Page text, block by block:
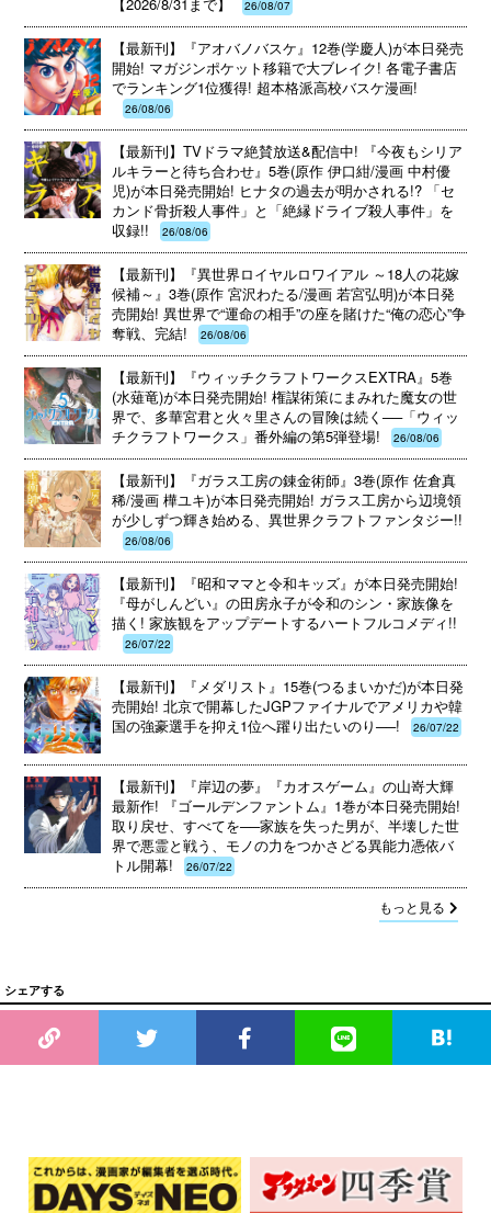
26/08/07
【最新刊】『アオバノバスケ』12巻(学慶人)が本日発売
開始! マガジンポケット移籍で大ブレイク! 各電子書店
でランキング1位獲得! 超本格派高校バスケ漫画!
26/08/06
【最新刊】TVドラマ絶賛放送&配信中! 『今夜もシリア
ルキラーと待ち合わせ』5巻(原作 伊口紺/漫画 中村優
児)が本日発売開始! ヒナタの過去が明かされる!? 「セ
カンド骨折殺人事件」と「絶縁ドライブ殺人事件」を
収録!!
26/08/06
【最新刊】『異世界ロイヤルロワイアル ～18人の花嫁
候補～』3巻(原作 宮沢わたる/漫画 若宮弘明)が本日発
売開始! 異世界で“運命の相手”の座を賭けた“俺の恋心”争
奪戦、完結!
26/08/06
【最新刊】『ウィッチクラフトワークスEXTRA』5巻
(水薙竜)が本日発売開始! 権謀術策にまみれた魔女の世
界で、多華宮君と火々里さんの冒険は続く──「ウィッ
チクラフトワークス」番外編の第5弾登場!
26/08/06
【最新刊】『ガラス工房の錬金術師』3巻(原作 佐倉真
稀/漫画 樺ユキ)が本日発売開始! ガラス工房から辺境領
が少しずつ輝き始める、異世界クラフトファンタジー!!
26/08/06
【最新刊】『昭和ママと令和キッズ』が本日発売開始!
『母がしんどい』の田房永子が令和のシン・家族像を
描く! 家族観をアップデートするハートフルコメディ!!
26/07/22
【最新刊】『メダリスト』15巻(つるまいかだ)が本日発
売開始! 北京で開幕したJGPファイナルでアメリカや韓
国の強豪選手を抑え1位へ躍り出たいのり──!
26/07/22
【最新刊】『岸辺の夢』『カオスゲーム』の山嵜大輝
最新作! 『ゴールデンファントム』1巻が本日発売開始!
取り戻せ、すべてを──家族を失った男が、半壊した世
界で悪霊と戦う、モノの力をつかさどる異能力憑依バ
トル開幕!
26/07/22
もっと見る
シェアする